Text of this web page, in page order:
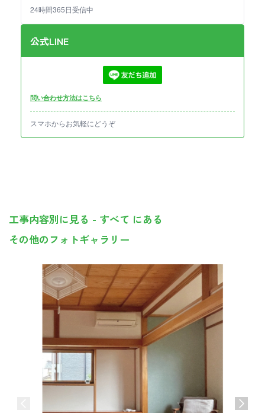
24時間365日受信中
公式LINE
問い合わせ方法はこちら
スマホからお気軽にどうぞ
工事内容別に見る - すべて にある
その他のフォトギャラリー